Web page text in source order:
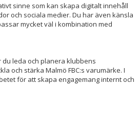
sinne som kan skapa digitalt innehåll
och sociala medier. Du har även känsla
mycket väl i kombination med
du leda och planera klubbens
och stärka Malmö FBC:s varumärke. I
för att skapa engagemang internt och